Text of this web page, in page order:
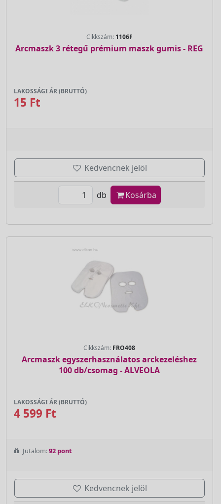
Cikkszám: 1106F
Arcmaszk 3 rétegű prémium maszk gumis - REG
LAKOSSÁGI ÁR (BRUTTÓ)
15 Ft
Kedvencnek jelöl
db Kosárba
Cikkszám: FRO408
Arcmaszk egyszerhasználatos arckezeléshez
100 db/csomag - ALVEOLA
LAKOSSÁGI ÁR (BRUTTÓ)
4 599 Ft
Jutalom:92 pont
Kedvencnek jelöl